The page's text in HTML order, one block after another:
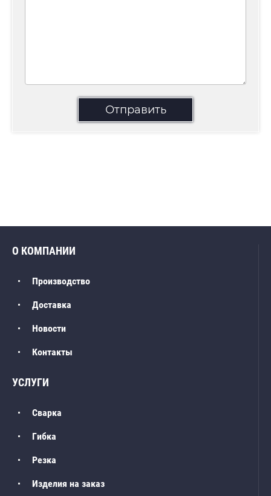
Отправить
О КОМПАНИИ
Производство
Доставка
Новости
Контакты
УСЛУГИ
Сварка
Гибка
Резка
Изделия на заказ